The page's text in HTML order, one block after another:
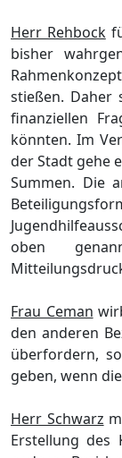
Herr Rehbock
bisher wahrge
stießen. Daher
finanziellen
könnten. Im
der Stadt gehe
Summen. Die
oben
Frau Ceman
den anderen
überfordern,
geben, wenn
Herr Schwarz
Erstellung des